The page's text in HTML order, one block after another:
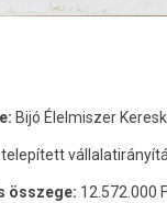
Bijó Élelmiszer
telepített
összege: 12.572.000